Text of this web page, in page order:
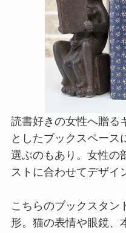
読書好きの女性へ贈る
としたブックスペース
選ぶのもあり。女性の
ストに合わせてデザイ
こちらのブックスタン
形。猫の表情や眼鏡、